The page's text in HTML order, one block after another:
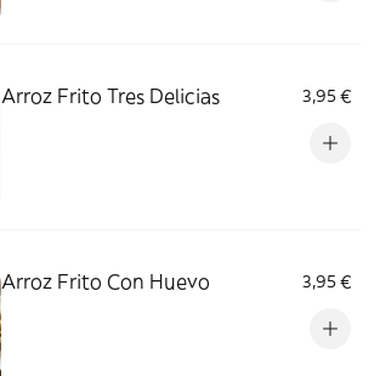
Arroz Frito Tres Delicias 3,95 €
Arroz Frito Con Huevo 3,95 €